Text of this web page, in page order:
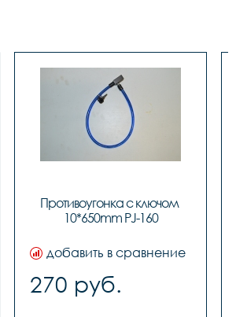
Противоугонка с ключом
10*650mm PJ-160
добавить в сравнение
270 руб.